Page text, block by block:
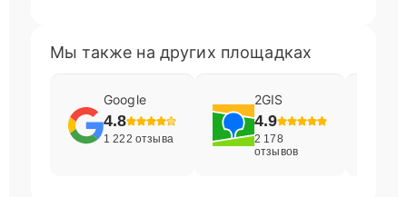
Мы также на других площадках
Google
4.8
1 222 отзыва
2GIS
4.9
2 178
отзывов